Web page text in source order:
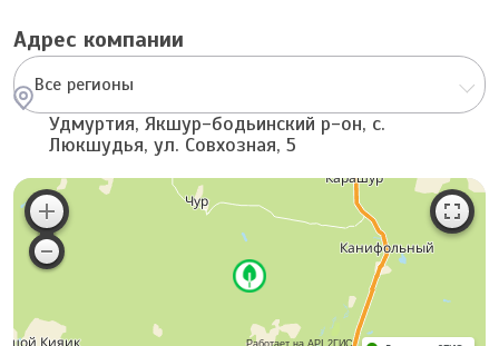
Адрес компании
Все регионы
Удмуртия, Якшур-бодьинский р-он, с.
Люкшудья, ул. Совхозная, 5
Работает на API 2ГИС